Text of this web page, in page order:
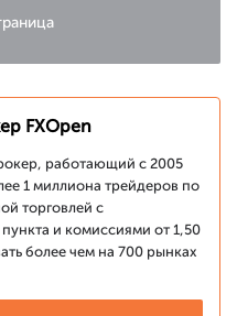
FXOpen
работающий с 2005
1 миллиона трейдеров по
торговлей с
и комиссиями от 1,50
более чем на 700 рынках